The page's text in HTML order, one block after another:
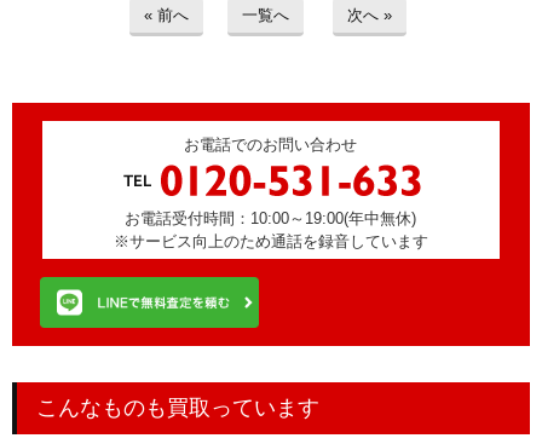
« 前へ 一覧へ 次へ »
お電話でのお問い合わせ
お電話受付時間：10:00～19:00(年中無休)
※サービス向上のため通話を録音しています
こんなものも買取っています